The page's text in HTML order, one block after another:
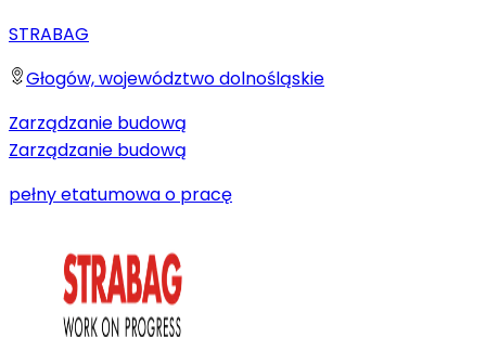
STRABAG
Głogów, województwo dolnośląskie
Zarządzanie budową
Zarządzanie budową
pełny etatumowa o pracę